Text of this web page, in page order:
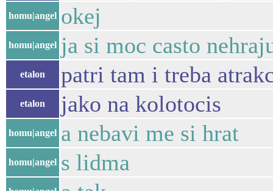
homu|angel okej
homu|angel ja si moc casto
etalon patri tam i treba
etalon jako na kolotocis
homu|angel a nebavi me si hrat
homu|angel s lidma